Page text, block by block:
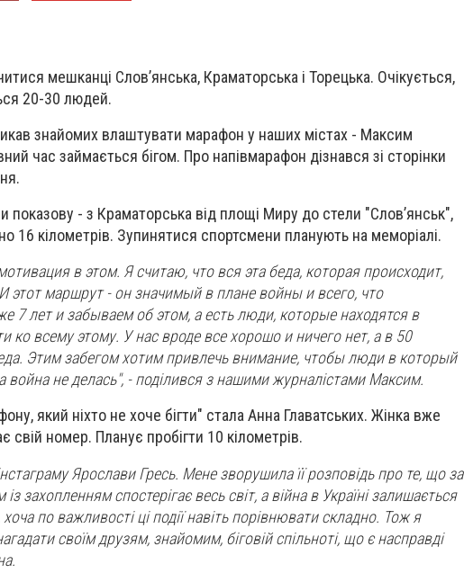
мешканці Слов’янська, Краматорська і Торецька. Очікується,
20-30 людей.
знайомих влаштувати марафон у наших містах - Максим
час займається бігом. Про напівмарафон дізнався зі сторінки
показову - з Краматорська від площі Миру до стели "Слов’янськ",
16 кілометрів. Зупинятися спортсмени планують на меморіалі.
в этом. Я считаю, что вся эта беда, которая происходит,
этот маршрут - он значимый в плане войны и всего, что
7 лет и забываем об этом, а есть люди, которые находятся в
ко всему этому. У нас вроде все хорошо и ничего нет, а в 50
Этим забегом хотим привлечь внимание, чтобы люди в который
война не делась", - поділився з нашими журналістами Максим.
який ніхто не хоче бігти" стала Анна Главатських. Жінка вже
свій номер. Планує пробігти 10 кілометрів.
Ярослави Гресь. Мене зворушила її розповідь про те, що за
захопленням спостерігає весь світ, а війна в Україні залишається
по важливості ці події навіть порівнювати складно. Тож я
своїм друзям, знайомим, біговій спільноті, що є насправді